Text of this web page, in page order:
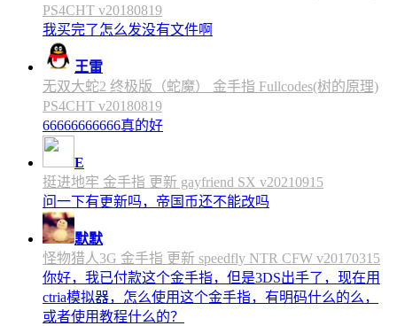
PS4CHT v20180819
我买完了怎么发没有文件啊
王雷
无双大蛇2 终极版（蛇魔） 金手指 Fullcodes(树的原理)
PS4CHT v20180819
66666666666真的好
E
挺进地牢 金手指 更新 gayfriend SX v20210915
问一下有更新吗，帝国币还不能改吗
默默
怪物猎人3G 金手指 更新 speedfly NTR CFW v20170315
你好，我已付款这个金手指，但是3DS出手了，现在用
ctria模拟器，怎么使用这个金手指，有明码什么的么，
或者使用教程什么的？